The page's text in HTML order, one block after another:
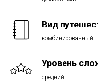
Вид
комбинированный
Уровень
средний